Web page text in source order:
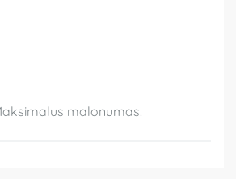
malonumas!